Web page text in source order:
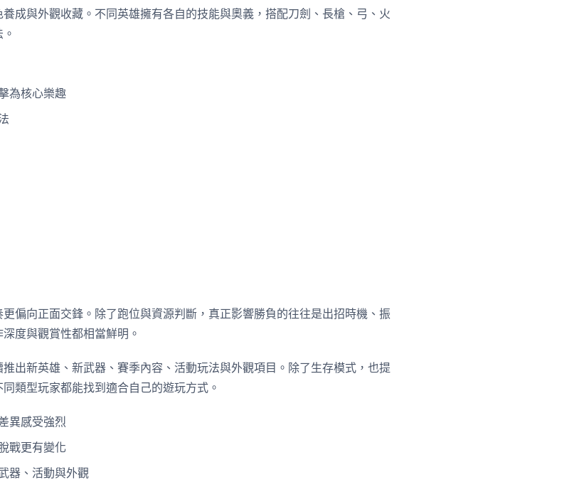
成與外觀收藏。不同英雄擁有各自的技能與奧義，搭配刀劍、長槍、弓、火
為核心樂趣
偏向正面交鋒。除了跑位與資源判斷，真正影響勝負的往往是出招時機、振
度與觀賞性都相當鮮明。
出新英雄、新武器、賽季內容、活動玩法與外觀項目。除了生存模式，也提
類型玩家都能找到適合自己的遊玩方式。
異感受強烈
戰更有變化
器、活動與外觀